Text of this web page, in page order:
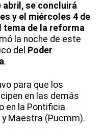
abril, se concluirá
y el miércoles 4 de
tema de la reforma
la noche de este
del Poder
.
para que los
en las demás
en la Pontificia
Maestra (Pucmm).